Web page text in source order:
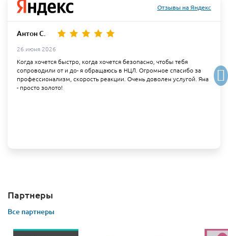
Отзывы на Яндекс
Антон С.
26 июня 2026
Когда хочется быстро, когда хочется безопасно, чтобы тебя
сопроводили от и до- я обращаюсь в НЦЛ. Огромное спасибо за
профессионализм, скорость реакции. Очень доволен услугой. Яна
- просто золото!
Партнеры
Все партнеры